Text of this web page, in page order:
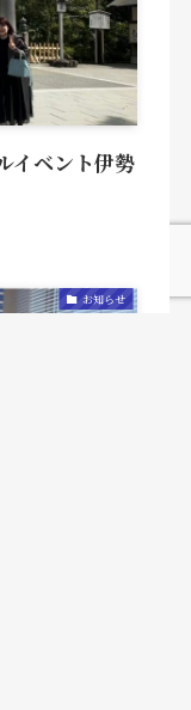
イベント伊勢
お知らせ